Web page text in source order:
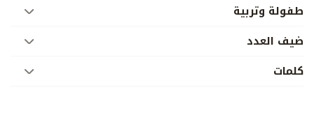
طفولة وتربية
ضيف العدد
كلمات